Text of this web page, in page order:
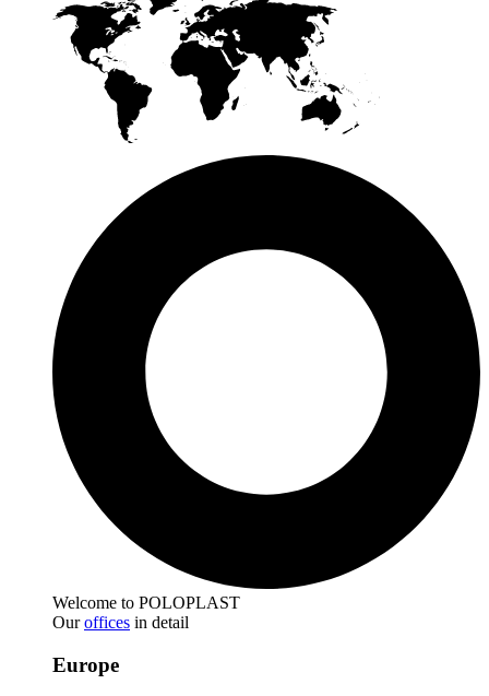
Welcome to POLOPLAST
Ouroffices in detail
Europe